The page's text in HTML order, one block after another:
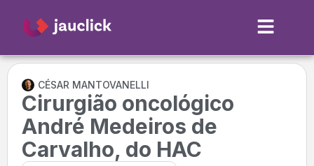
CÉSAR MANTOVANELLI
Cirurgião oncológico
André Medeiros de
Carvalho, do HAC